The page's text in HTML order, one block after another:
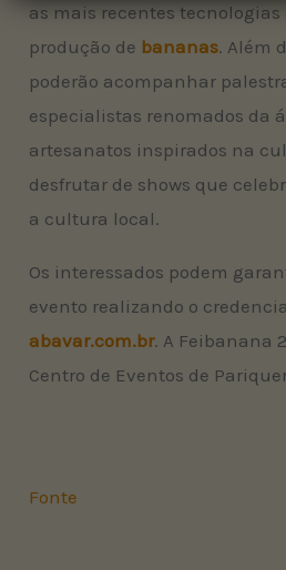
as mais recentes tecnologias
produção de bananas. Além
poderão acompanhar
especialistas renomados da
artesanatos inspirados na
desfrutar de shows que
a cultura local.
Os interessados podem
evento realizando o
abavar.com.br. A Feibanana
Centro de Eventos de
Fonte